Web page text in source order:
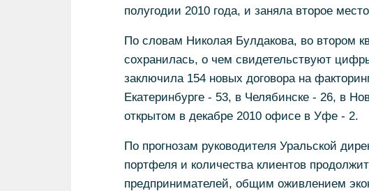
полугодии 2010 года, и заняла второе
По словам Николая Булдакова, во втором
сохранилась, о чем свидетельствуют
заключила 154 новых договора на
Екатеринбурге - 53, в Челябинске - 26, в
открытом в декабре 2010 офисе в Уфе - 2.
По прогнозам руководителя Уральской
портфеля и количества клиентов
предпринимателей, общим оживлением